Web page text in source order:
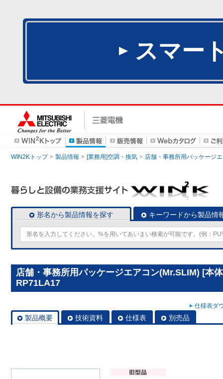
スマー
WIN2Kトップ 製品情報 [業務用]空調・換気 店舗・事務所用パッケージ
形名から製品情報を探す キーワードから製品情
店舗・事務所用パッケージエアコン(Mr.SLIM) [本
RP71LA17
仕様表ダ
製品概要 技術資料 仕様表 別売品